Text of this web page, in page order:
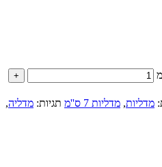
מדליות, מדליות 7 ס''מ תגיות: מדליה,